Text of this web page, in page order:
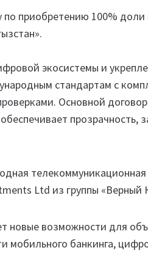
приобретению 100%
экосистемы и
стандартам с
Основной
прозрачность,
телекоммуникационная
Ltd из группы «Верный
новые возможности для
мобильного банкинга,